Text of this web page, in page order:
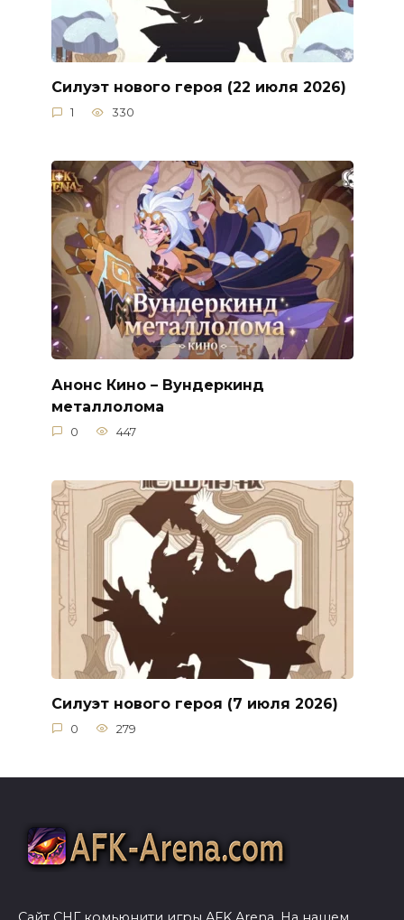
Силуэт нового героя (22 июля 2026)
1 330
Анонс Кино – Вундеркинд
металлолома
0 447
Силуэт нового героя (7 июля 2026)
0 279